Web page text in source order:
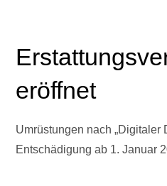
eröffnet
Umrüstungen nach „Digitaler
Entschädigung ab 1. Januar